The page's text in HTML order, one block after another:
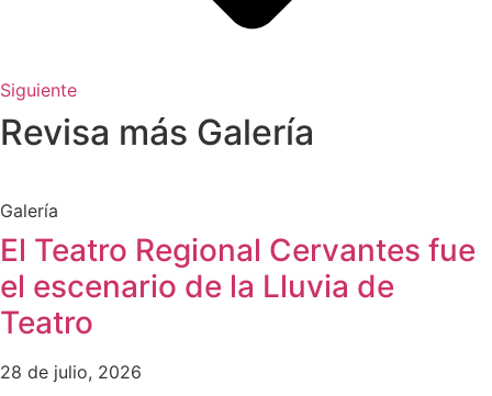
Siguiente
Revisa más Galería
Galería
El Teatro Regional Cervantes fue
el escenario de la Lluvia de
Teatro
28 de julio, 2026